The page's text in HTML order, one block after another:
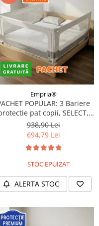
Empria®
POPULAR: 3 Bariere
pat copii, SELECT,
150x200 cm
938,90 Lei
694,79 Lei
STOC EPUIZAT
ALERTA STOC